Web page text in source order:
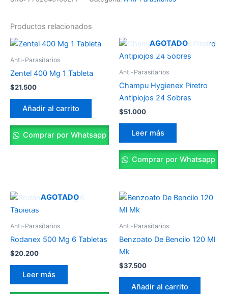
Productos relacionados
Anti-Parasitarios
Zentel 400 Mg 1 Tableta
$21.500
Añadir al carrito
Comprar por Whatsapp
AGOTADO
Anti-Parasitarios
Champu Hygienex Piretro
Antipiojos 24 Sobres
$51.000
Leer más
Comprar por Whatsapp
AGOTADO
Anti-Parasitarios
Rodanex 500 Mg 6 Tabletas
$20.200
Leer más
Anti-Parasitarios
Benzoato De Bencilo 120 Ml
Mk
$37.500
Añadir al carrito